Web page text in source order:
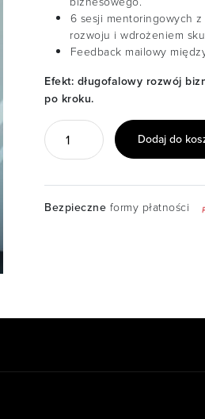
⁠6 sesji mentoringowych
rozwoju i wdrożeniem
⁠Feedback mailowy
Efekt: długofalowy rozwój
po kroku.
ilość
Mentoring
Dodaj do
Bezpieczne formy płatności